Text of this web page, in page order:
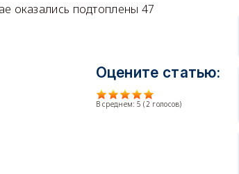
оказались подтоплены 47
Оцените статью:
В среднем: 5 (2 голосов)